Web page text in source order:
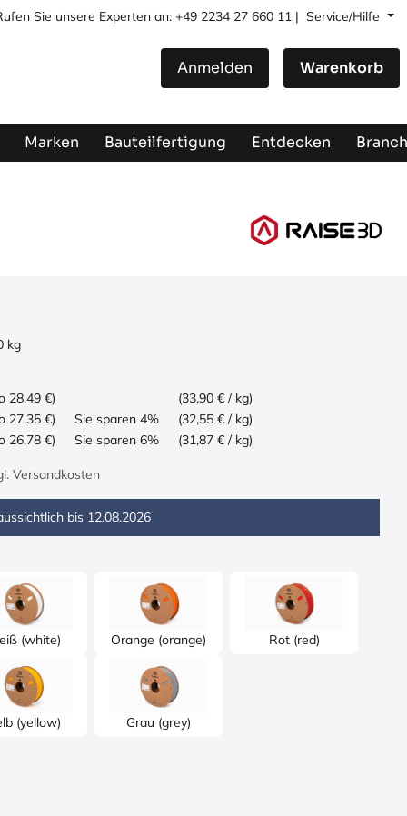
Sie unsere Experten an: +49 2234 27 660 11 | Service/Hilfe
Anmelden Warenkorb
Marken Bauteilfertigung Entdecken
kg
28,49 €)
(33,90 € / kg)
27,35 €)
Sie sparen 4%
(32,55 € / kg)
26,78 €)
Sie sparen 6% (31,87 € / kg)
Versandkosten
bis 12.08.2026
(white) Orange (orange) Rot (red)
(yellow) Grau (grey)